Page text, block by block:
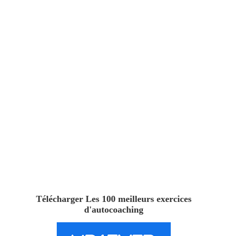
Télécharger Les 100 meilleurs exercices
d'autocoaching